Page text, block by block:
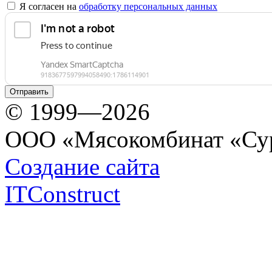
Я согласен на обработку персональных данных
© 1999—2026
ООО «Мясокомбинат
Создание сайта
ITConstruct